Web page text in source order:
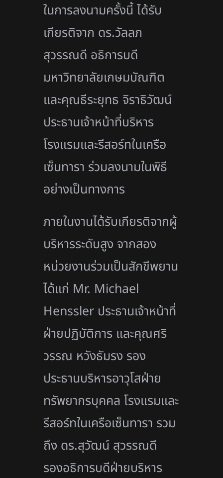
ในการลงนามครั้งนี้ ได้รับ
เกียรติจาก ดร.วัลลภ
สุวรรณดี อธิการบดี
มหาวิทยาลัยเกษมบัณฑิต
และคุณธีระยุทธ จิราธิวัฒน์
ประธานเจ้าหน้าที่บริหาร
โรงแรมและรีสอร์ทในเครือ
เซ็นทารา ร่วมลงนามในพิธี
อย่างเป็นทางการ
ภายในงานได้รับเกียรติจากผู้
บริหารระดับสูง จากสอง
หน่วยงานร่วมเป็นสักขีพยาน
ได้แก่ Mr. Michael
Henssler ประธานเจ้าหน้าที่
ฝ่ายปฏิบัติการ และคุณศริ
วรรณ หวังธัมรง รอง
ประธานบริหารอาวุโสฝ่าย
ทรัพยากรบุคคล โรงแรมและ
รีสอร์ทในเครือเซ็นทารา รวม
ถึง ดร.สุวัฒน์ สุวรรณดี
รองอธิการบดีฝ่ายบริหาร